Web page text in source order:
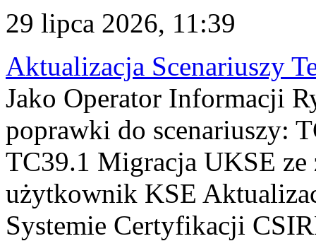
29 lipca 2026, 11:39
Aktualizacja Scenariuszy
Jako Operator Informacji
poprawki do scenariuszy:
TC39.1 Migracja UKSE
użytkownik KSE
Systemie Certyfikacji